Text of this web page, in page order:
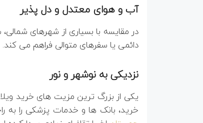
آب و هوای معتدل و دل پذیر
در مقایسه با بسیاری از شهرهای
دائمی یا سفرهای متوالی فراهم می کند.
نزدیکی به نوشهر و نور
یکی از بزرگ ترین مزیت های خرید
خرید، بانک ها و خدمات پزشکی را به